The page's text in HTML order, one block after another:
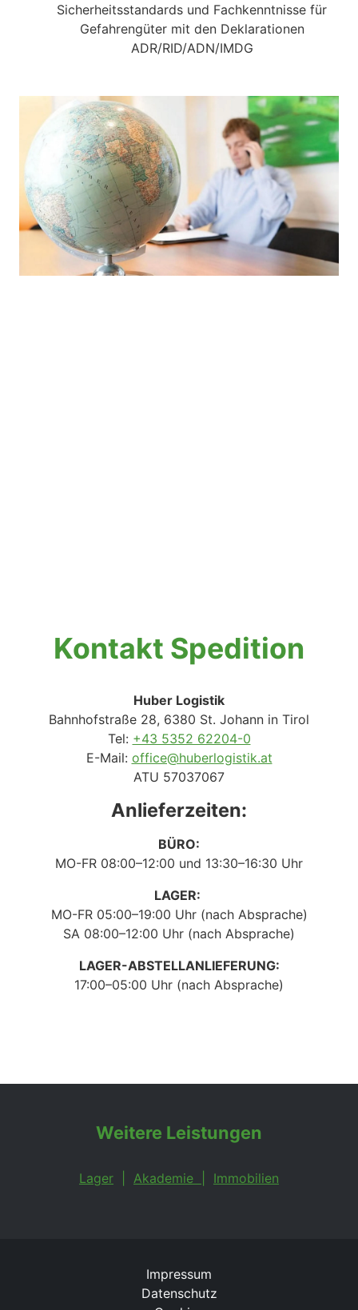
Sicherheitsstandards und Fachkenntnisse für
Gefahrengüter mit den Deklarationen
ADR/RID/ADN/IMDG
Kontakt Spedition
Huber Logistik
Bahnhofstraße 28, 6380 St. Johann in Tirol
Tel: +43 5352 62204-0
E-Mail: office@huberlogistik.at
ATU 57037067
Anlieferzeiten:
BÜRO:
MO-FR 08:00–12:00 und 13:30–16:30 Uhr
LAGER:
MO-FR 05:00–19:00 Uhr (nach Absprache)
SA 08:00–12:00 Uhr (nach Absprache)
LAGER-ABSTELLANLIEFERUNG:
17:00–05:00 Uhr (nach Absprache)
Weitere Leistungen
Lager Akademie Immobilien
Impressum
Datenschutz